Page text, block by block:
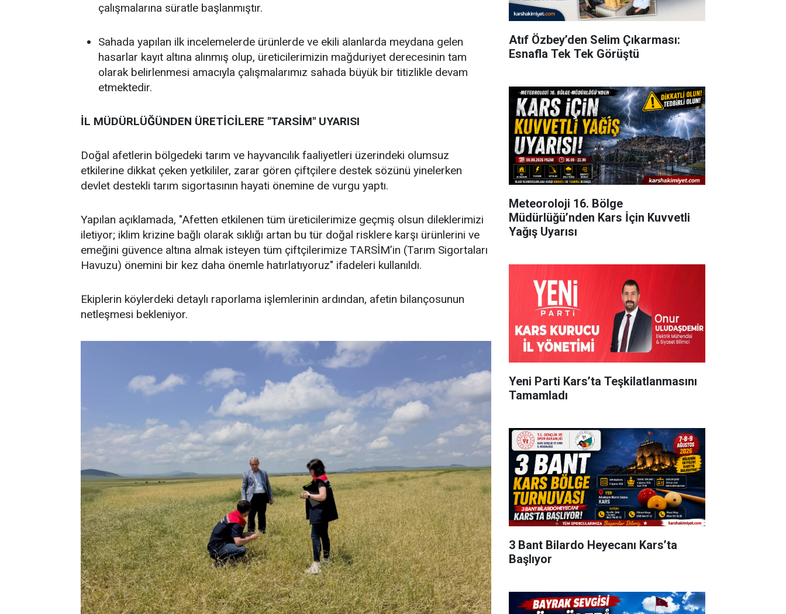
çalışmalarına süratle başlanmıştır.
Sahada yapılan ilk incelemelerde ürünlerde ve ekili alanlarda meydana gelen
hasarlar kayıt altına alınmış olup, üreticilerimizin mağduriyet derecesinin tam
olarak belirlenmesi amacıyla çalışmalarımız sahada büyük bir titizlikle devam
etmektedir.
İL MÜDÜRLÜĞÜNDEN ÜRETİCİLERE "TARSİM" UYARISI
Doğal afetlerin bölgedeki tarım ve hayvancılık faaliyetleri üzerindeki olumsuz
etkilerine dikkat çeken yetkililer, zarar gören çiftçilere destek sözünü yinelerken
devlet destekli tarım sigortasının hayati önemine de vurgu yaptı.
Yapılan açıklamada, "Afetten etkilenen tüm üreticilerimize geçmiş olsun dileklerimizi
iletiyor; iklim krizine bağlı olarak sıklığı artan bu tür doğal risklere karşı ürünlerini ve
emeğini güvence altına almak isteyen tüm çiftçilerimize TARSİM’in (Tarım Sigortaları
Havuzu) önemini bir kez daha önemle hatırlatıyoruz" ifadeleri kullanıldı.
Ekiplerin köylerdeki detaylı raporlama işlemlerinin ardından, afetin bilançosunun
netleşmesi bekleniyor.
Atıf Özbey’den Selim Çıkarması:
Esnafla Tek Tek Görüştü
Meteoroloji 16. Bölge
Müdürlüğü’nden Kars İçin Kuvvetli
Yağış Uyarısı
Yeni Parti Kars’ta Teşkilatlanmasını
Tamamladı
3 Bant Bilardo Heyecanı Kars’ta
Başlıyor